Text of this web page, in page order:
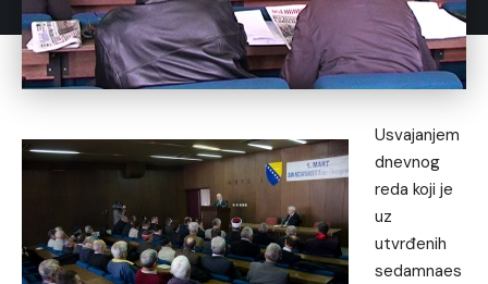
Usvajanjem
dnevnog
reda koji je
uz
utvrđenih
sedamnaes